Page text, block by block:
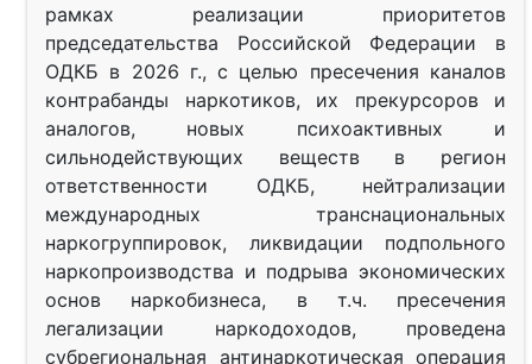
рамках реализации приоритетов
председательства Российской Федерации в
ОДКБ в 2026 г., с целью пресечения каналов
контрабанды наркотиков, их прекурсоров и
аналогов, новых психоактивных и
сильнодействующих веществ в регион
ответственности ОДКБ, нейтрализации
международных транснациональных
наркогруппировок, ликвидации подпольного
наркопроизводства и подрыва экономических
основ наркобизнеса, в т.ч. пресечения
легализации наркодоходов, проведена
субрегиональная антинаркотическая операция